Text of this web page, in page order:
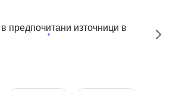
предпочитани източници в